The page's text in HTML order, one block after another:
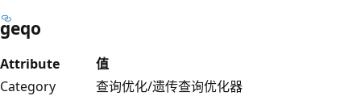
geqo
Attribute
值
Category
查询优化/遗传查询优化器